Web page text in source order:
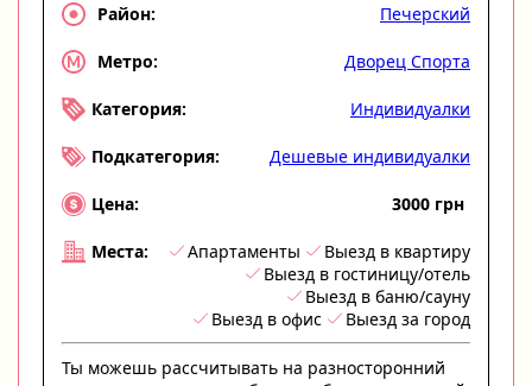
Район: Печерский
Метро: Дворец Спорта
Категория: Индивидуалки
Подкатегория: Дешевые индивидуалки
Цена: 3000 грн
Места: Апартаменты
Выезд в квартиру
Выезд в гостиницу/отель
Выезд в баню/сауну
Выезд в офис
Выезд за город
Ты можешь рассчитывать на разносторонний